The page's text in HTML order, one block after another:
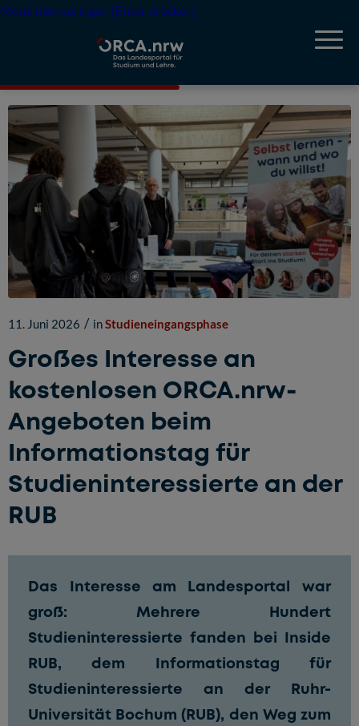
Menü überspringen (Enter drücken)
Großes Interesse an
kostenlosen ORCA.nrw-
Angeboten beim
Informationstag für
Studieninteressierte an der
RUB
11. Juni 2026 / inStudieneingangsphase
Das Interesse am Landesportal war
groß: Mehrere Hundert
Studieninteressierte fanden bei Inside
RUB, dem Informationstag für
Studieninteressierte an der Ruhr-
Universität Bochum (RUB), den Weg zum